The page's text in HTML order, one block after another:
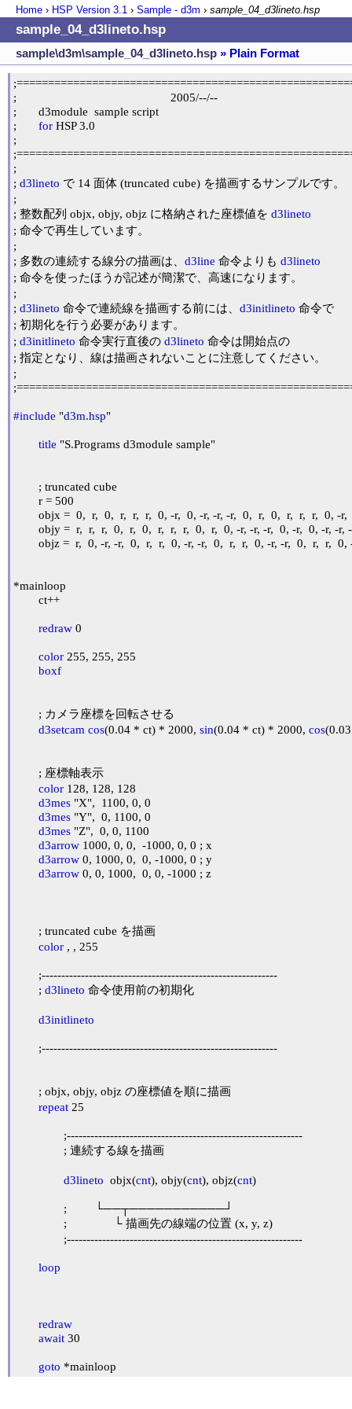
Home › HSP Version 3.1 › Sample - d3m › sample_04_d3lineto.hsp
sample_04_d3lineto.hsp
sample\d3m\sample_04_d3lineto.hsp » Plain Format
;                                                 2005/--/--
;	d3module  sample script
for HSP 3.0
;
;
; d3lineto で 14 面体 (truncated cube) を描画するサンプルです。
;
; 整数配列 objx, objy, objz に格納された座標値を d3lineto
; 命令で再生しています。
;
; 多数の連続する線分の描画は、 d3line 命令よりも d3lineto
; 命令を使ったほうが記述が簡潔で、高速になります。
;
; d3lineto 命令で連続線を描画する前には、 d3initlineto 命令で
; 初期化を行う必要があります。
; d3initlineto 命令実行直後の d3lineto 命令は開始点の
; 指定となり、線は描画されないことに注意してください。
;
#include "d3m.hsp"
title "S.Programs d3module sample"
*mainloop
redraw 0
color 255, 255, 255
boxf
d3setcam cos(0.04 * ct) * 2000, sin(0.04 * ct) * 2000, cos
color 128, 128, 128
d3mes "X",  1100, 0, 0
d3mes "Y",  0, 1100, 0
d3mes "Z",  0, 0, 1100
d3arrow 1000, 0, 0,  -1000, 0, 0 ; x
d3arrow 0, 1000, 0,  0, -1000, 0 ; y
d3arrow 0, 0, 1000,  0, 0, -1000 ; z
color , , 255
	;
d3lineto 命令使用前の初期化
d3initlineto
repeat 25
d3lineto
  objx(
cnt), objy(cnt), objz(cnt)
loop
redraw
await 30
goto